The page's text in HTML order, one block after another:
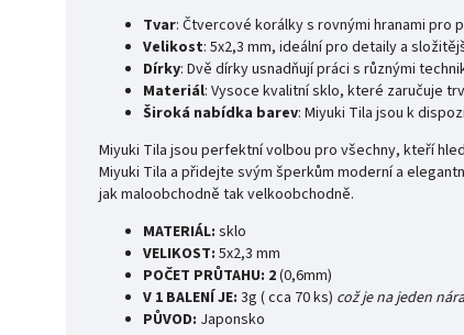
Tvar: Čtvercové korálky s rovnými hranami pro
Velikost: 5x2,3 mm, ideální pro detaily a
Dírky: Dvě dírky usnadňují práci s různými
Materiál: Vysoce kvalitní sklo, které zaručuje
Široká nabídka barev: Miyuki Tila jsou k
Miyuki Tila jsou perfektní volbou pro všechny, kteří
Miyuki Tila a přidejte svým šperkům moderní a
jak maloobchodně tak velkoobchodně.
MATERIÁL: sklo
VELIKOST: 5x2,3 mm
POČET PRŮTAHU: 2(0,6mm)
V 1 BALENÍ JE: 3g ( cca 70 ks) což je na jeden
PŮVOD: Japonsko